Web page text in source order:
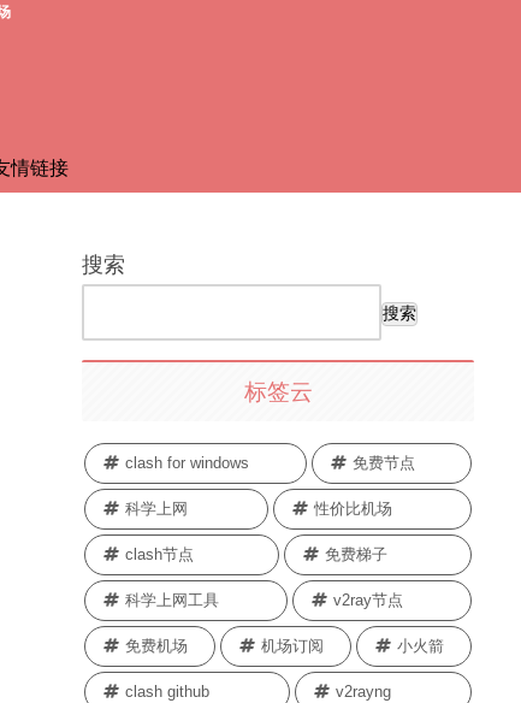
情链接
搜索
搜索
标签云
clash for windows 免费节点
科学上网 性价比机场
clash节点 免费梯子
科学上网工具 v2ray节点
免费机场 机场订阅 小火箭
clash github v2rayng